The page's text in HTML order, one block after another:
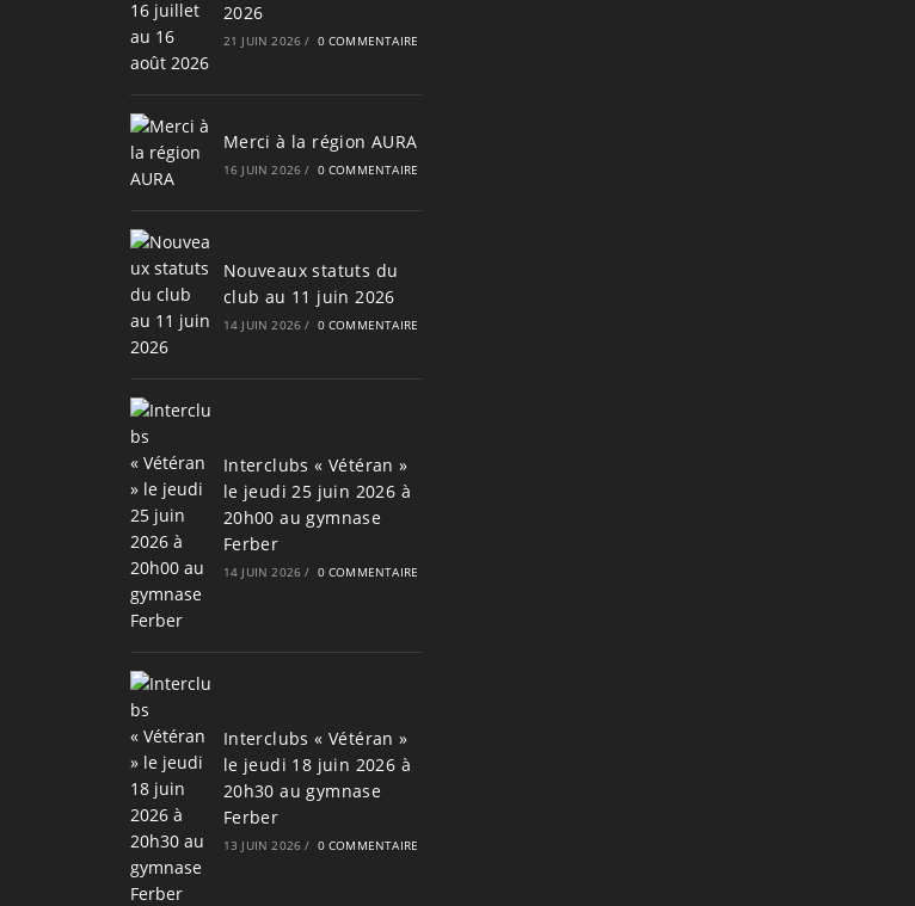
2026
21 JUIN 2026 / 0 COMMENTAIRE
Merci à la région AURA
16 JUIN 2026 / 0 COMMENTAIRE
Nouveaux statuts du
club au 11 juin 2026
14 JUIN 2026 / 0 COMMENTAIRE
Interclubs « Vétéran »
le jeudi 25 juin 2026 à
20h00 au gymnase
Ferber
14 JUIN 2026 / 0 COMMENTAIRE
Interclubs « Vétéran »
le jeudi 18 juin 2026 à
20h30 au gymnase
Ferber
13 JUIN 2026 / 0 COMMENTAIRE